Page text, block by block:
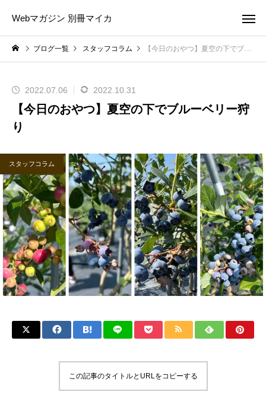
Webマガジン 別冊マイカ
ブログ一覧 スタッフコラム 【今日のおやつ】夏空の下でブルーベリー狩り
2022.07.06 2022.10.31
【今日のおやつ】夏空の下でブルーベリー狩
り
スタッフコラム
この記事のタイトルとURLをコピーする